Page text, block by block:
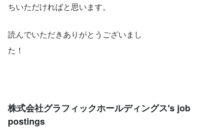
ちいただければと思います。
読んでいただきありがとうございまし
た！
株式会社グラフィックホールディングス's job
postings